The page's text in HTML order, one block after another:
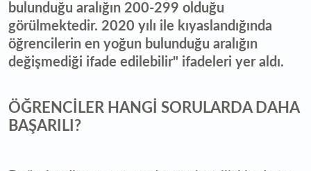
bulunduğu aralığın 200-299 olduğu
görülmektedir. 2020 yılı ile kıyaslandığında
öğrencilerin en yoğun bulunduğu aralığın
değişmediği ifade edilebilir" ifadeleri yer aldı.
ÖĞRENCİLER HANGİ SORULARDA DAHA
BAŞARILI?